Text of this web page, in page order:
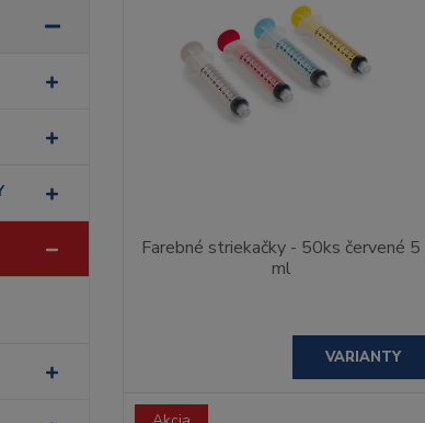
Farebné striekačky - 50ks červené 5
ml
VARIANTY